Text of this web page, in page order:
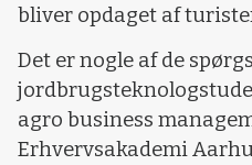
bliver opdaget af
Det er nogle af de
agro business
Erhvervsakademi